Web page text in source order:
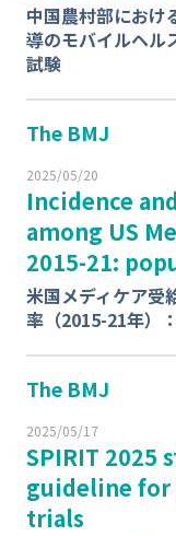
中国農村部におけ
導のモバイルヘル
試験
The BMJ
2025/05/20
Incidence
among US
2015-21:
⽶国メディケア受
率（2015-21年）
The BMJ
2025/05/17
SPIRIT 2025
guideline for
trials